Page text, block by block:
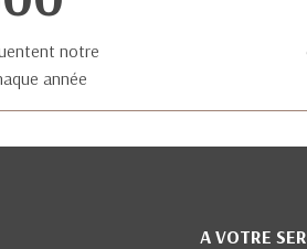
notre
année
A VOTRE